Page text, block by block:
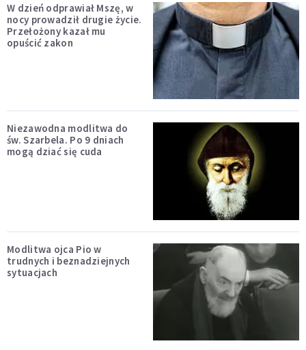
W dzień odprawiał Mszę, w
nocy prowadził drugie życie.
Przełożony kazał mu
opuścić zakon
Niezawodna modlitwa do
św. Szarbela. Po 9 dniach
mogą dziać się cuda
Modlitwa ojca Pio w
trudnych i beznadziejnych
sytuacjach